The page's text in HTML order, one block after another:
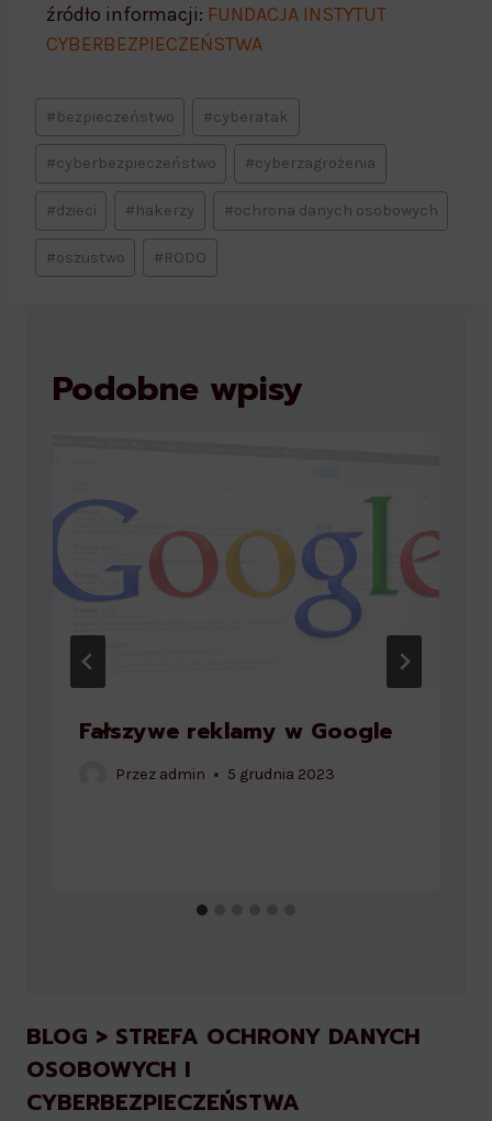
źródło informacji: FUNDACJA INSTYTUT
CYBERBEZPIECZEŃSTWA
#bezpieczeństwo #cyberatak
#cyberbezpieczeństwo #cyberzagrożenia
#dzieci #hakerzy #ochrona danych osobowych
#oszustwo #RODO
Podobne wpisy
Fałszywe reklamy w Google
Przez admin 5 grudnia 2023
BLOG > STREFA OCHRONY DANYCH
OSOBOWYCH I
CYBERBEZPIECZEŃSTWA